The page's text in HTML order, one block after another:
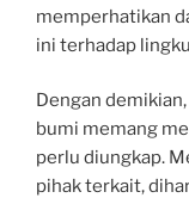
memperhatikan
ini terhadap
Dengan
bumi memang
perlu diungkap.
pihak terkait,